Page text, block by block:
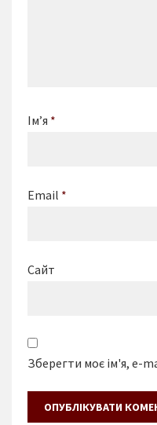
Ім’я *
Email *
Сайт
Зберегти моє ім'я, e-